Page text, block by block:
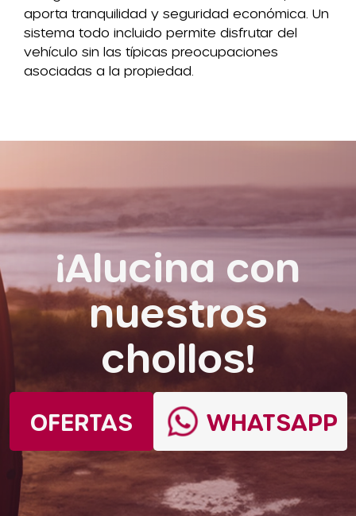
aporta tranquilidad y seguridad económica. Un
sistema todo incluido permite disfrutar del
vehículo sin las típicas preocupaciones
asociadas a la propiedad.
¡Alucina con
nuestros
chollos!
OFERTAS WHATSAPP